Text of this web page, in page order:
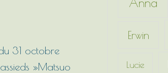
du 31 octobre
»Matsuo
Erwin
Lucie